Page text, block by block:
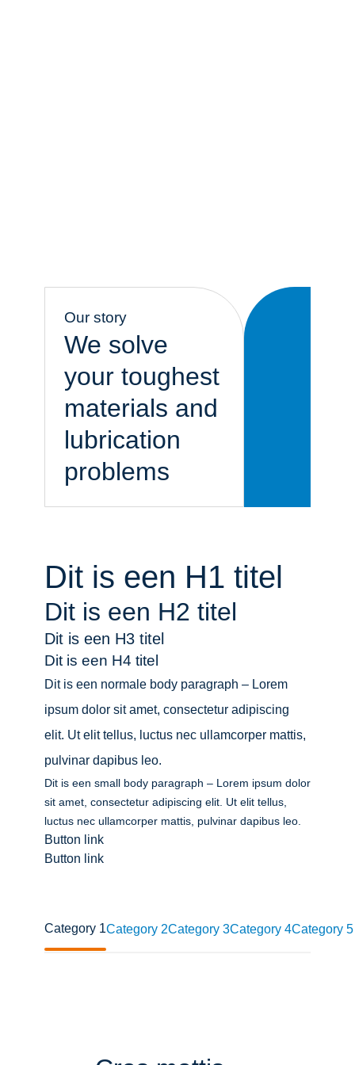
Our story
We solve
your toughest
materials and
lubrication
problems
Dit is een H1 titel
Dit is een H2 titel
Dit is een H3 titel
Dit is een H4 titel
Dit is een normale body paragraph – Lorem
ipsum dolor sit amet, consectetur adipiscing
elit. Ut elit tellus, luctus nec ullamcorper mattis,
pulvinar dapibus leo.
Dit is een small body paragraph – Lorem ipsum dolor
sit amet, consectetur adipiscing elit. Ut elit tellus,
luctus nec ullamcorper mattis, pulvinar dapibus leo.
Button link
Button link
Category 1Category 2Category 3Category 4Category 5